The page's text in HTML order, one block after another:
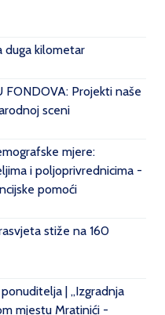
duga kilometar
FONDOVA: Projekti naše
sceni
mjere:
i poljoprivrednicima -
pomoći
stiže na 160
| „Izgradnja
mjestu Mratinići -